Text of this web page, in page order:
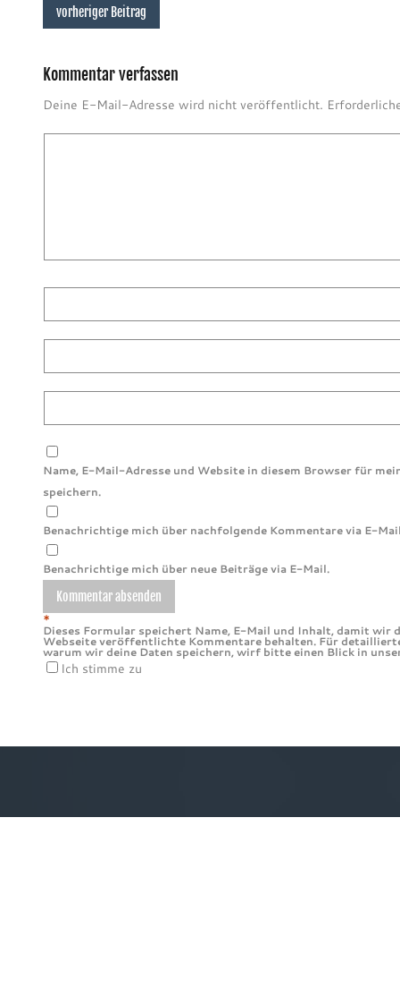
vorheriger Beitrag
Kommentar verfassen
Deine E-Mail-Adresse wird nicht veröffentlicht.
Name, E-Mail-Adresse und Website in diesem Browser für
speichern.
Benachrichtige mich über nachfolgende Kommentare via E-
Benachrichtige mich über neue Beiträge via E-Mail.
*
Dieses Formular speichert Name, E-Mail und Inhalt, damit wir
Webseite veröffentlichte Kommentare behalten. Für
warum wir deine Daten speichern, wirf bitte einen Blick in
Ich stimme zu